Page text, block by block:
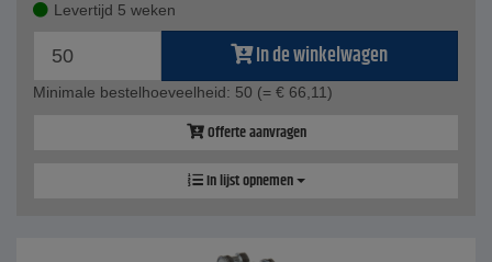
Levertijd 5 weken
In de winkelwagen
Minimale bestelhoeveelheid: 50 (= € 66,11)
Offerte aanvragen
In lijst opnemen